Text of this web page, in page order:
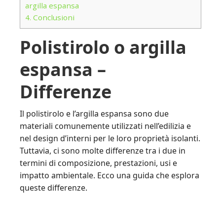
argilla espansa
4. Conclusioni
Polistirolo o argilla
espansa –
Differenze
Il polistirolo e l’argilla espansa sono due
materiali comunemente utilizzati nell’edilizia e
nel design d’interni per le loro proprietà isolanti.
Tuttavia, ci sono molte differenze tra i due in
termini di composizione, prestazioni, usi e
impatto ambientale. Ecco una guida che esplora
queste differenze.